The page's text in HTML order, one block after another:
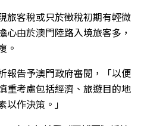
旅客稅或只於徵稅初期有輕微
心由於澳門陸路入境旅客多，
。
報告予澳門政府審閱，「以便
重考慮包括經濟、旅遊目的地
作決策。」